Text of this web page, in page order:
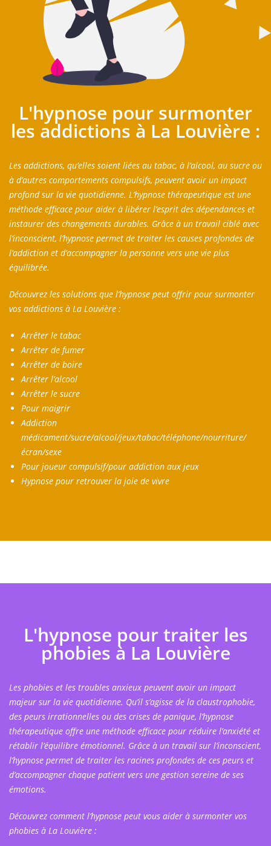
L'hypnose pour surmonter
les addictions à La Louvière :
Les addictions, qu’elles soient liées au tabac, à l’alcool, au sucre ou
à d’autres comportements compulsifs, peuvent avoir un impact
profond sur la vie quotidienne. L’hypnose thérapeutique est une
méthode efficace pour aider à libérer l’esprit des dépendances et
instaurer des changements durables. Grâce à un travail ciblé avec
l’inconscient, l’hypnose permet de traiter les causes profondes de
l’addiction et d’accompagner la personne vers une vie plus
équilibrée.
Découvrez les solutions que l’hypnose peut offrir pour surmonter
vos addictions à La Louvière :
Arrêter le tabac
Arrêter de fumer
Arrêter de boire
Arrêter l’alcool
Arrêter le sucre
Pour maigrir
Addiction
médicament/sucre/alcool/jeux/tabac/téléphone/nourriture/
écran/sexe
Pour joueur compulsif/pour addiction aux jeux
Hypnose pour retrouver la joie de vivre
L'hypnose pour traiter les
phobies à La Louvière
Les phobies et les troubles anxieux peuvent avoir un impact
majeur sur la vie quotidienne. Qu’il s’agisse de la claustrophobie,
des peurs irrationnelles ou des crises de panique, l’hypnose
thérapeutique offre une méthode efficace pour réduire l’anxiété et
rétablir l’équilibre émotionnel. Grâce à un travail sur l’inconscient,
l’hypnose permet de traiter les racines profondes de ces peurs et
d’accompagner chaque patient vers une gestion sereine de ses
émotions.
Découvrez comment l’hypnose peut vous aider à surmonter vos
phobies à La Louvière :